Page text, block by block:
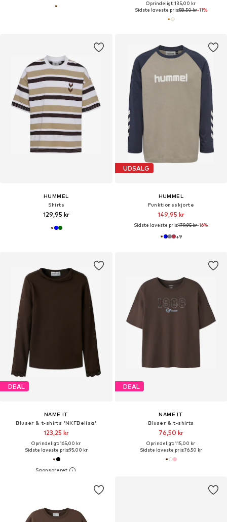
Oprindeligt: 135,00 kr
Sidste laveste pris:58,50 kr-11%
HUMMEL
Shirts
129,95 kr
UDSALG
HUMMEL
Funktionsskjorte
149,95 kr
Sidste laveste pris:179,95 kr-16%
+9
DEAL
NAME IT
Bluser & t-shirts 'NKFBelisa'
123,25 kr
Oprindeligt: 165,00 kr
Sidste laveste pris:95,00 kr
DEAL
NAME IT
Bluser & t-shirts
76,50 kr
Oprindeligt: 115,00 kr
Sidste laveste pris:76,50 kr